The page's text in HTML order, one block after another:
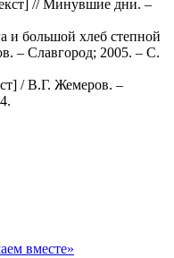
// Минувшие дни. –
и большой хлеб степной
– Славгород; 2005. – С.
/ В.Г. Жемеров. –
вместе»